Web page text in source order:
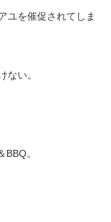
ユを催促されてしま
ない。
。